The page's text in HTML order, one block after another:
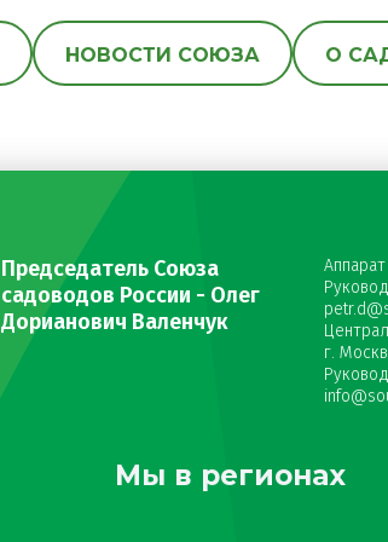
НОВОСТИ СОЮЗА О
Председатель Союза
садоводов России - Олег
Дорианович Валенчук
г.
Мы в регионах